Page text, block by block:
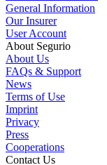
General Information
Our Insurer
User Account
About Segurio
About Us
FAQs & Support
News
Terms of Use
Imprint
Privacy
Press
Cooperations
Contact Us